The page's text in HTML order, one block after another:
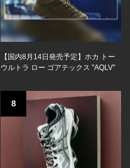
【国内8月14日発売予定】ホカ トー
ウルトラ ロー ゴアテックス "AQLV"
8